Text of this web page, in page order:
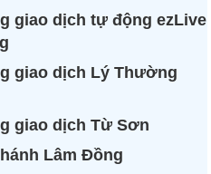
giao dịch tự động ezLive
giao dịch Lý Thường
giao dịch Từ Sơn
Lâm Đồng